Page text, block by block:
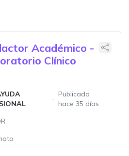
Académico -
Clínico
Publicado
hace 35 días